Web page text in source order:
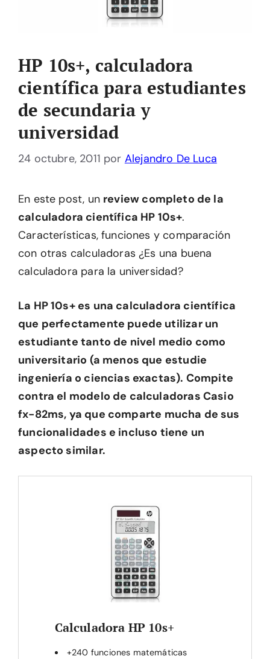
HP 10s+, calculadora
científica para estudiantes
de secundaria y
universidad
24 octubre, 2011 por Alejandro De Luca
En este post, un review completo de la
calculadora científica HP 10s+.
Características, funciones y comparación
con otras calculadoras ¿Es una buena
calculadora para la universidad?
La HP 10s+ es una calculadora científica
que perfectamente puede utilizar un
estudiante tanto de nivel medio como
universitario (a menos que estudie
ingeniería o ciencias exactas). Compite
contra el modelo de calculadoras Casio
fx-82ms, ya que comparte mucha de sus
funcionalidades e incluso tiene un
aspecto similar.
Calculadora HP 10s+
+240 funciones matemáticas